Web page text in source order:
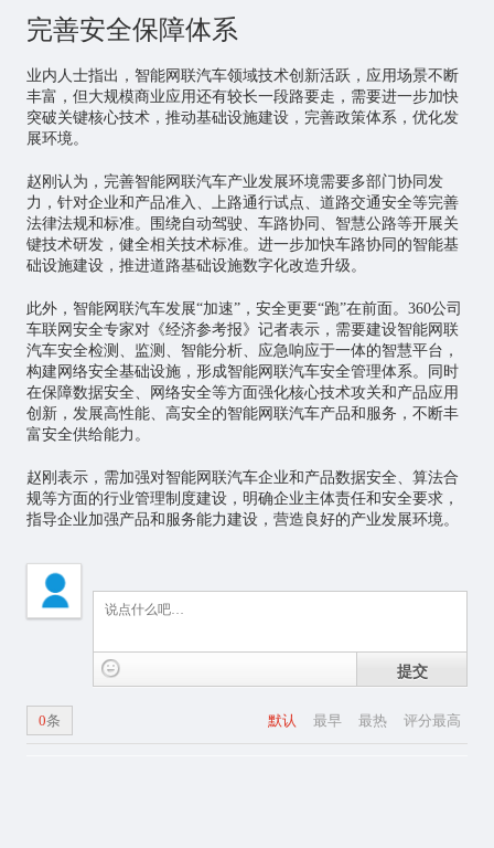
完善安全保障体系
业内人士指出，智能网联汽车领域技术创新活跃，应用场景不断
丰富，但大规模商业应用还有较长一段路要走，需要进一步加快
突破关键核心技术，推动基础设施建设，完善政策体系，优化发
展环境。
赵刚认为，完善智能网联汽车产业发展环境需要多部门协同发
力，针对企业和产品准入、上路通行试点、道路交通安全等完善
法律法规和标准。围绕自动驾驶、车路协同、智慧公路等开展关
键技术研发，健全相关技术标准。进一步加快车路协同的智能基
础设施建设，推进道路基础设施数字化改造升级。
此外，智能网联汽车发展“加速”，安全更要“跑”在前面。360公司
车联网安全专家对《经济参考报》记者表示，需要建设智能网联
汽车安全检测、监测、智能分析、应急响应于一体的智慧平台，
构建网络安全基础设施，形成智能网联汽车安全管理体系。同时
在保障数据安全、网络安全等方面强化核心技术攻关和产品应用
创新，发展高性能、高安全的智能网联汽车产品和服务，不断丰
富安全供给能力。
赵刚表示，需加强对智能网联汽车企业和产品数据安全、算法合
规等方面的行业管理制度建设，明确企业主体责任和安全要求，
指导企业加强产品和服务能力建设，营造良好的产业发展环境。
提交
默认 最早 最热 评分最高
0条